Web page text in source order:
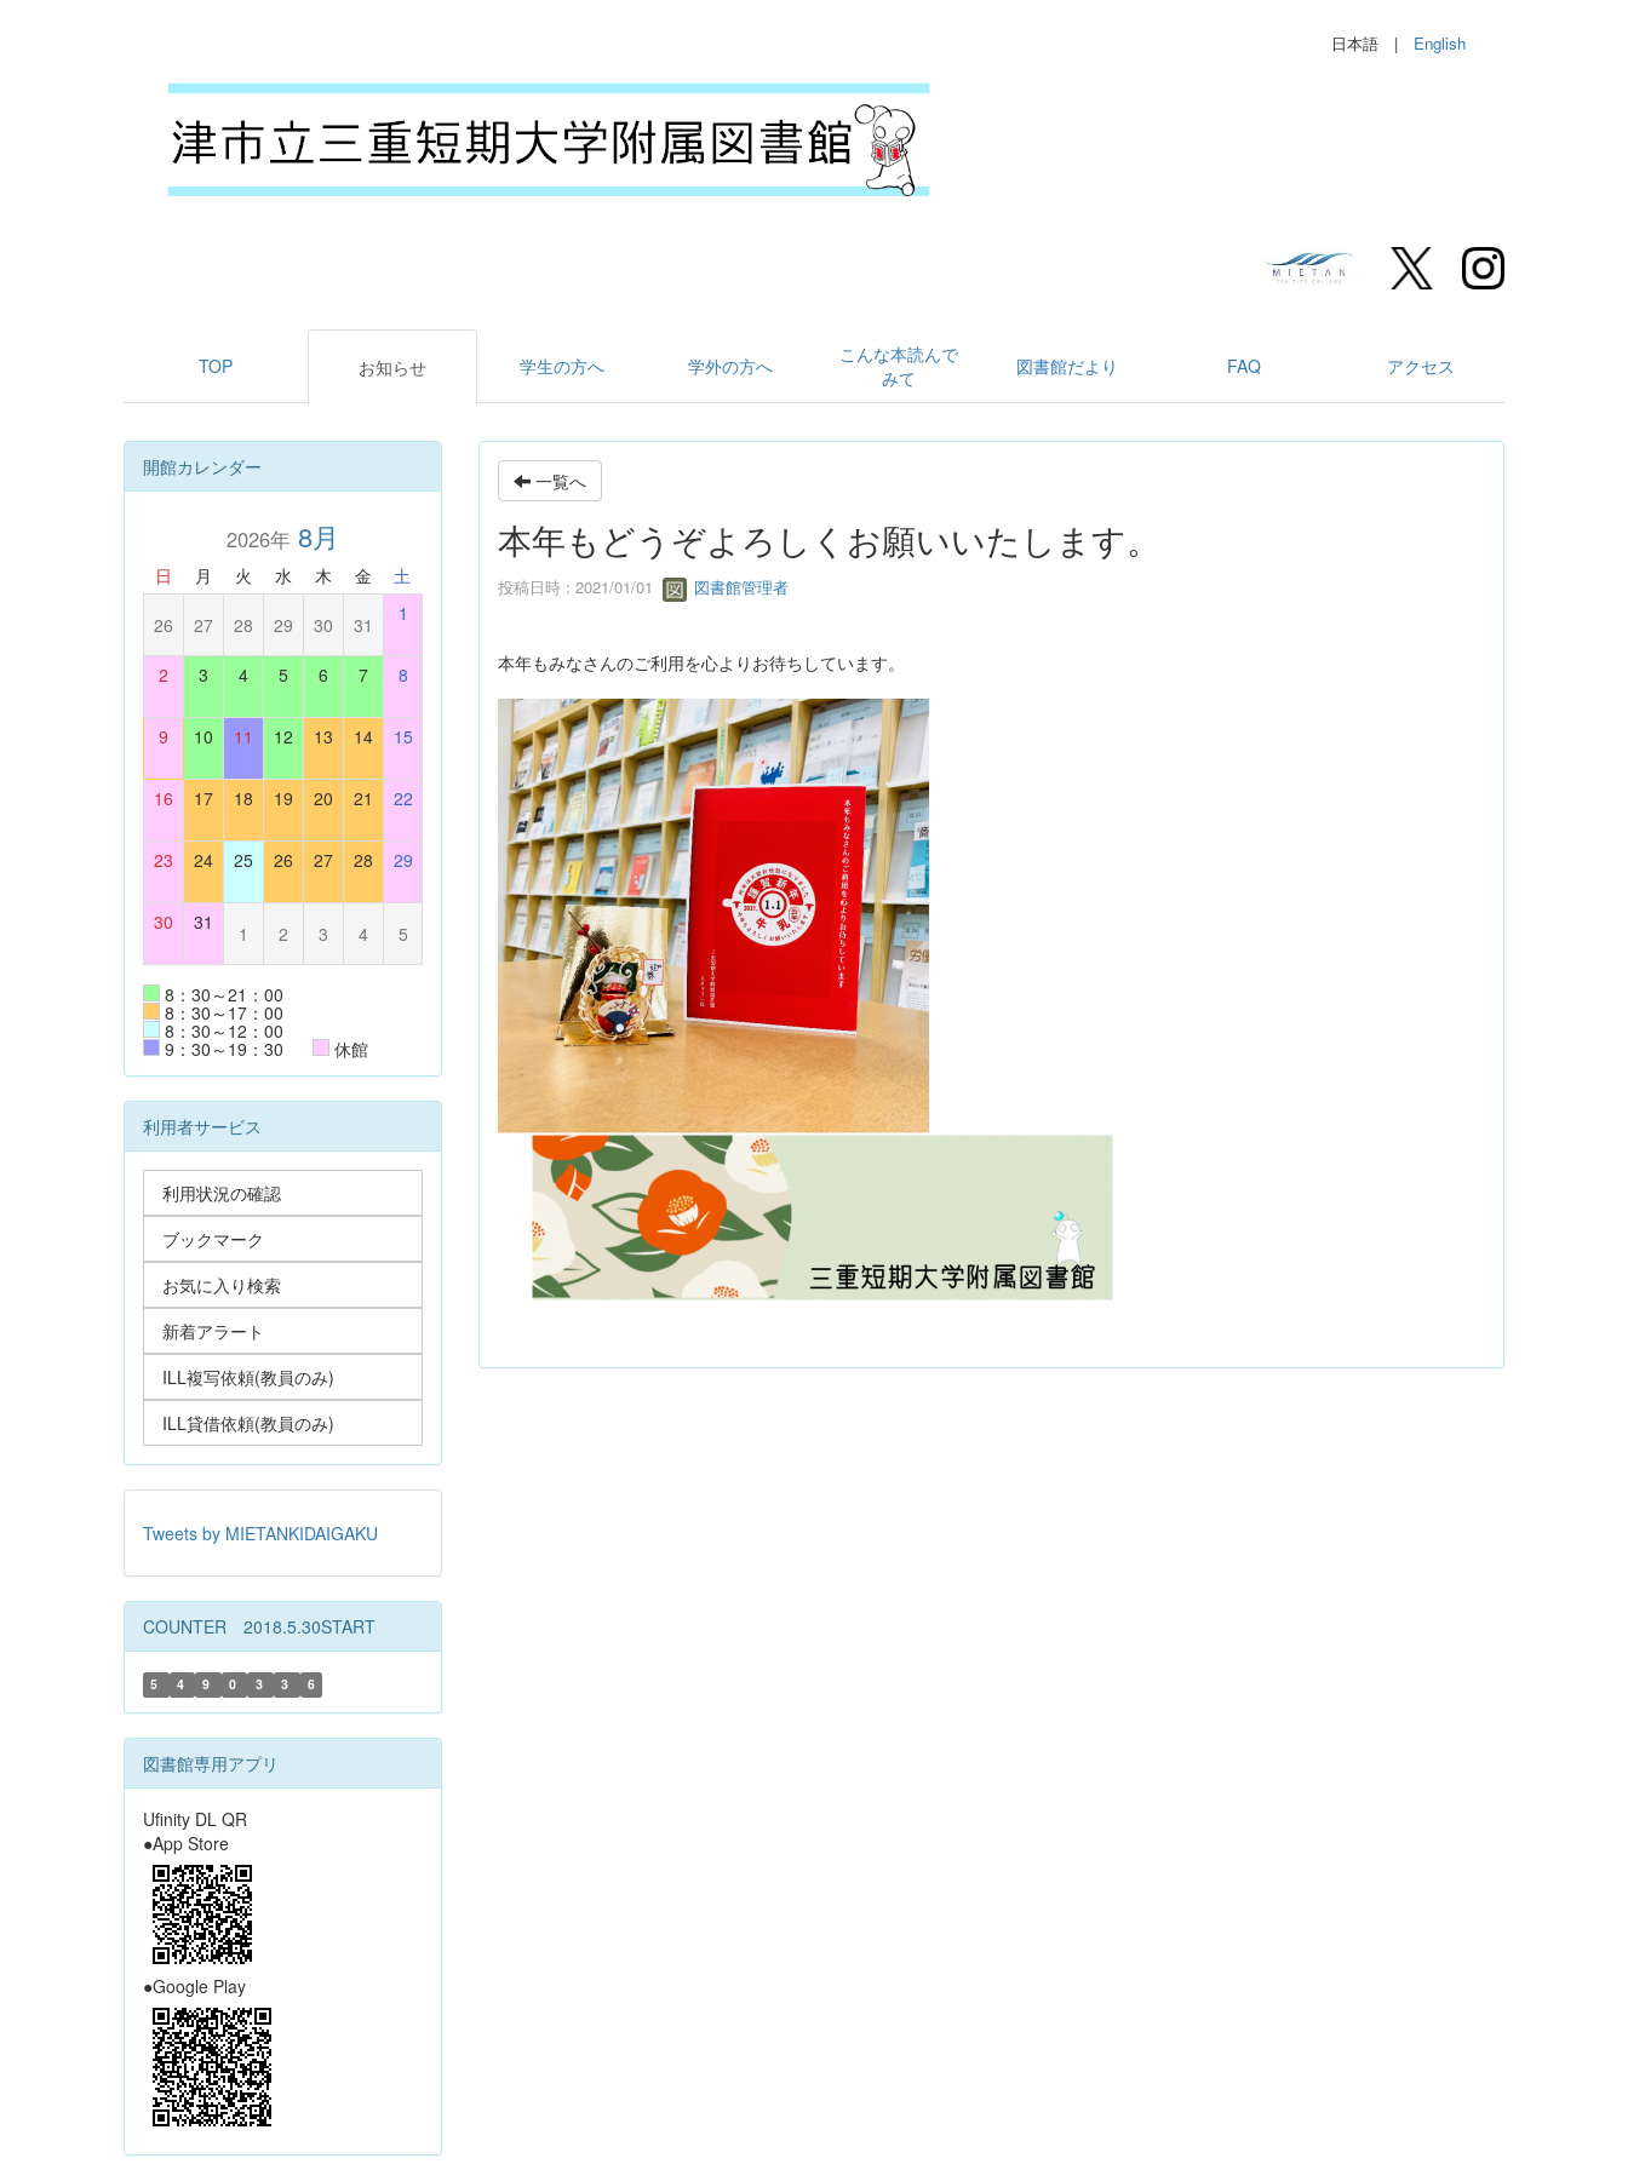
日本語 | English
TOP お知らせ 学生の方へ 学外の方へ
こんな本読んで
みて
図書館だより FAQ アクセス
一覧へ
本年もどうぞよろしくお願いいたします。
投稿日時 : 2021/01/01 図書館管理者
本年もみなさんのご利用を心よりお待ちしています。
開館カレンダー
2026年8月
日 月 火 水 木 金 土
26 27 28 29 30 31 1
2 3 4 5 6 7 8
9 10 11 12 13 14 15
16 17 18 19 20 21 22
23 24 25 26 27 28 29
30 31 1 2 3 4 5
8：30～21：00
8：30～17：00
8：30～12：00
9：30～19：30 休館
利用者サービス
利用状況の確認
ブックマーク
お気に入り検索
新着アラート
ILL複写依頼(教員のみ)
ILL貸借依頼(教員のみ)
Tweets by MIETANKIDAIGAKU
COUNTER 2018.5.30START
5 4 9 0 3 3 6
図書館専用アプリ
Ufinity DL QR
●App Store
●Google Play